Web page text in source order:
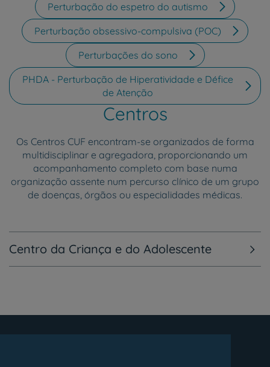
Perturbação do espetro do autismo
Perturbação obsessivo-compulsiva (POC)
Perturbações do sono
PHDA - Perturbação de Hiperatividade e Défice
de Atenção
Centros
Os Centros CUF encontram-se organizados de forma
multidisciplinar e agregadora, proporcionando um
acompanhamento completo com base numa
organização assente num percurso clínico de um grupo
de doenças, órgãos ou especialidades médicas.
Centro da Criança e do Adolescente